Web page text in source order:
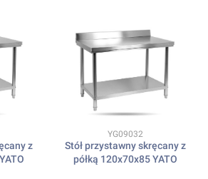
z
Kod produktu
YG09032
Stół przystawny skręcany z
półką 120x70x85 YATO